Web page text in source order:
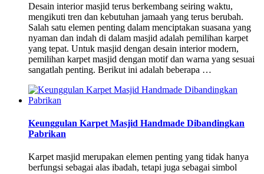
Desain interior masjid terus berkembang seiring waktu,
mengikuti tren dan kebutuhan jamaah yang terus berubah.
Salah satu elemen penting dalam menciptakan suasana yang
nyaman dan indah di dalam masjid adalah pemilihan karpet
yang tepat. Untuk masjid dengan desain interior modern,
pemilihan karpet masjid dengan motif dan warna yang sesuai
sangatlah penting. Berikut ini adalah beberapa …
Keunggulan Karpet Masjid Handmade Dibandingkan
Pabrikan
Karpet masjid merupakan elemen penting yang tidak hanya
berfungsi sebagai alas ibadah, tetapi juga sebagai simbol